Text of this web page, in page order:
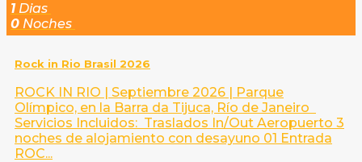
1Dias
0 Noches
Rock in Rio Brasil 2026
ROCK IN RIO | Septiembre 2026 | Parque
Olímpico, en la Barra da Tijuca, Río de Janeiro
Servicios Incluidos: Traslados In/Out Aeropuerto 3
noches de alojamiento con desayuno 01 Entrada
ROC...